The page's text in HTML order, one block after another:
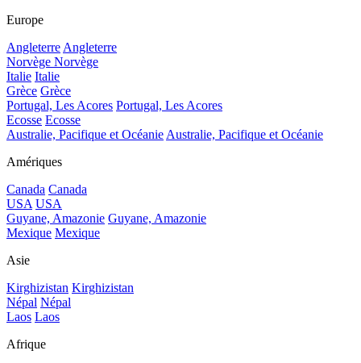
Europe
Angleterre Angleterre
Norvège Norvège
Italie Italie
Grèce Grèce
Portugal, Les Acores Portugal, Les Acores
Ecosse Ecosse
Australie, Pacifique et Océanie Australie, Pacifique et Océanie
Amériques
Canada Canada
USA USA
Guyane, Amazonie Guyane, Amazonie
Mexique Mexique
Asie
Kirghizistan Kirghizistan
Népal Népal
Laos Laos
Afrique